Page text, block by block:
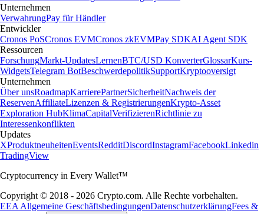
Unternehmen
VerwahrungPay für Händler
Entwickler
Cronos PoSCronos EVMCronos zkEVMPay SDKAI Agent SDK
Ressourcen
ForschungMarkt-UpdatesLernenBTC/USD KonverterGlossarKurs-
WidgetsTelegram BotBeschwerdepolitikSupportKryptooversigt
Unternehmen
Über unsRoadmapKarrierePartnerSicherheitNachweis der
ReservenAffiliateLizenzen & RegistrierungenKrypto-Asset
Exploration HubKlimaCapitalVerifizierenRichtlinie zu
Interessenkonflikten
Updates
XProduktneuheitenEventsRedditDiscordInstagramFacebookLinkedin
TradingView
Cryptocurrency in Every Wallet™
Copyright © 2018 - 2026 Crypto.com. Alle Rechte vorbehalten.
EEA Allgemeine GeschäftsbedingungenDatenschutzerklärungFees &